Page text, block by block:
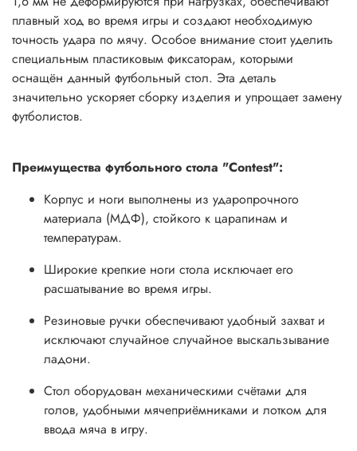
плавный ход во время игры и создают необходимую
точность удара по мячу. Особое внимание стоит уделить
специальным пластиковым фиксаторам, которыми
оснащён данный футбольный стол. Эта деталь
значительно ускоряет сборку изделия и упрощает замену
футболистов.
Преимущества футбольного стола "Contest":
Корпус и ноги выполнены из ударопрочного
материала (МДФ), стойкого к царапинам и
температурам.
Широкие крепкие ноги стола исключает его
расшатывание во время игры.
Резиновые ручки обеспечивают удобный захват и
исключают случайное случайное выскальзывание
ладони.
Стол оборудован механическими счётами для
голов, удобными мячеприёмниками и лотком для
ввода мяча в игру.